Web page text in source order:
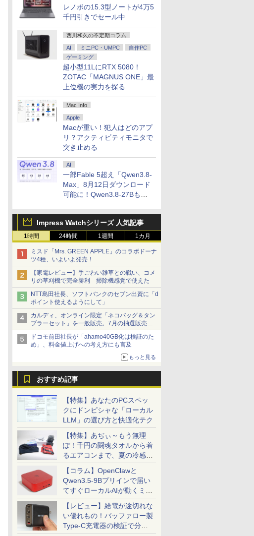
レノボの15.3型ノートが4万5
千円引きでセール中
西川和久の不定期コラム
AI ミニPC・UMPC
自作PC
ゲーミング
超小型11LにRTX 5080！
ZOTAC「MAGNUS ONE」最
上位機の実力を探る
Mac Info
Apple
Macが重い！犯人はどのアプ
リ？アクティビティモニタで
突き止める
AI
一部Fable 5超え「Qwen3.8-
Max」8月12日ダウンロード
可能に！Qwen3.8-27Bも順
Impress Watchシリーズ 人気記事
1時間 24時間 1週間 1カ月
ミスド「Mrs. GREEN APPLE」のコラボドーナ
ツ4種、いよいよ発売！
【家電レビュー】手ごわい雑草との戦い、コメ
リの草刈機で完全勝利 掃除機感覚で使えた
NTT島田社長、ソフトバンクのセブン出資に「d
ポイント使えるようにして」
カルディ、オンライン限定「ネコバッグ＆タン
ブラーセット」を一般販売。7月の抽選販売の
当選無効分
ドコモ前田社長が「ahamo40GB化は検証のた
め」、料金値上げへの考え方にも言及
もっと見る
おすすめ記事
【特集】あなたのPCスペッ
クにドンピシャな「ローカル
LLM」の選び方と快適化テク
【特集】あぢぃ～もう無理
ぽ！千円の闘魂タオルから着
るエアコンまで、夏の冷感グ
ッズ一挙紹介
【コラム】OpenClawと
Qwen3.5-9Bプリインで届い
てすぐローカルAIが動くミニ
PC「SER9 Pro」
【レビュー】給電が途切れな
い優れもの！バッファロー製
Type-C充電器の検証で分か
2K液晶 13.5インチ 中 【全品最大2500円OFF
8
【ランキング1位！】新
【P10倍】&【30,000円クーポン】【国内生産・公式】 新品 NEC デスクトップパソコン office付き
Philips｜フィリップス【公式限定2年保証】
8
【1,000円クーポン＋ポ
九条の大罪（17） 【電冠動脈疾患の手術（第3
8
診療点数早見表 2026年